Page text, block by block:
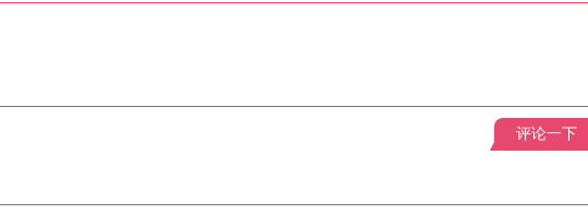
评论一下